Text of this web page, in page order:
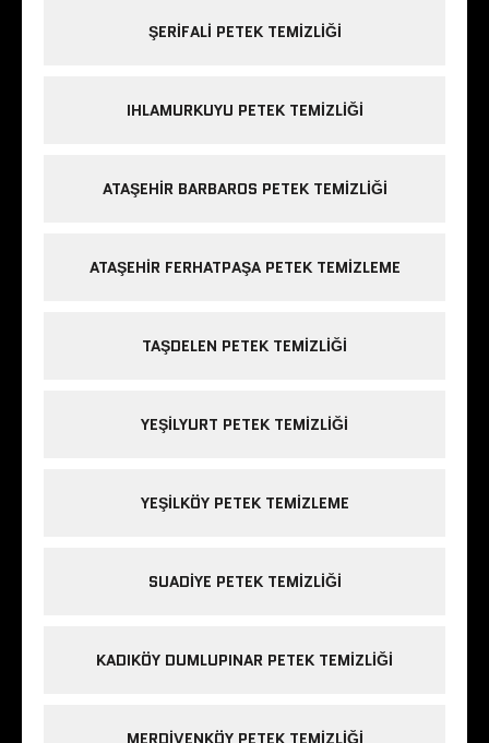
ŞERIFALI PETEK TEMIZLIĞI
IHLAMURKUYU PETEK TEMIZLIĞI
ATAŞEHIR BARBAROS PETEK TEMIZLIĞI
ATAŞEHIR FERHATPAŞA PETEK TEMIZLEME
TAŞDELEN PETEK TEMIZLIĞI
YEŞILYURT PETEK TEMIZLIĞI
YEŞILKÖY PETEK TEMIZLEME
SUADIYE PETEK TEMIZLIĞI
KADIKÖY DUMLUPINAR PETEK TEMIZLIĞI
MERDIVENKÖY PETEK TEMIZLIĞI